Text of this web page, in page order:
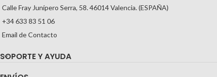
Calle Fray Junípero Serra, 58. 46014 Valencia. (ESPAÑA)
+34 633 83 51 06
Email de Contacto
SOPORTE Y AYUDA